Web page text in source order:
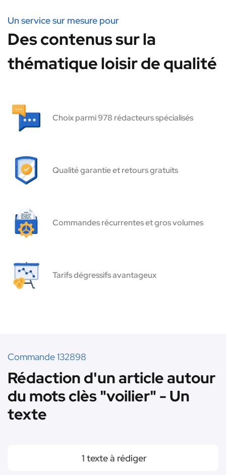
Un service sur mesure pour
Des contenus sur la
thématique loisir de qualité
Choix parmi 978 rédacteurs spécialisés
Qualité garantie et retours gratuits
Commandes récurrentes et gros volumes
Tarifs dégressifs avantageux
Commande 132898
Rédaction d'un article autour
du mots clès "voilier" - Un
texte
1 texte à rédiger